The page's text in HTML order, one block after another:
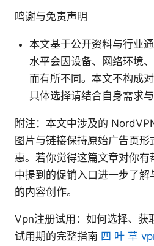
鸣谢与免责声明
本文基于公开资料与行业
水平会因设备、网络环境
而有所不同。本文不构成
具体选择请结合自身需求
附注：本文中涉及的
图片与链接保持原始广告页
惠。若你觉得这篇文章对你
中提到的促销入口进一步了
的内容创作。
Vpn注册试用：如何选择、获
试用期的完整指南 四 叶 草